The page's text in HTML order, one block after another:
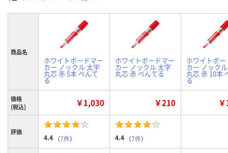
商品名
ホワイトボードマー
カー ノックル 太字
丸芯 赤 5本 ぺんて
る
ホワイトボードマー
カー ノックル 太字
丸芯 赤 ぺんてる
ホワイトボ
カー ノック
丸芯 赤 10本
る
価格
(税込)
￥1,030 ￥210
評価
4.4 （7件） 4.4 （7件）